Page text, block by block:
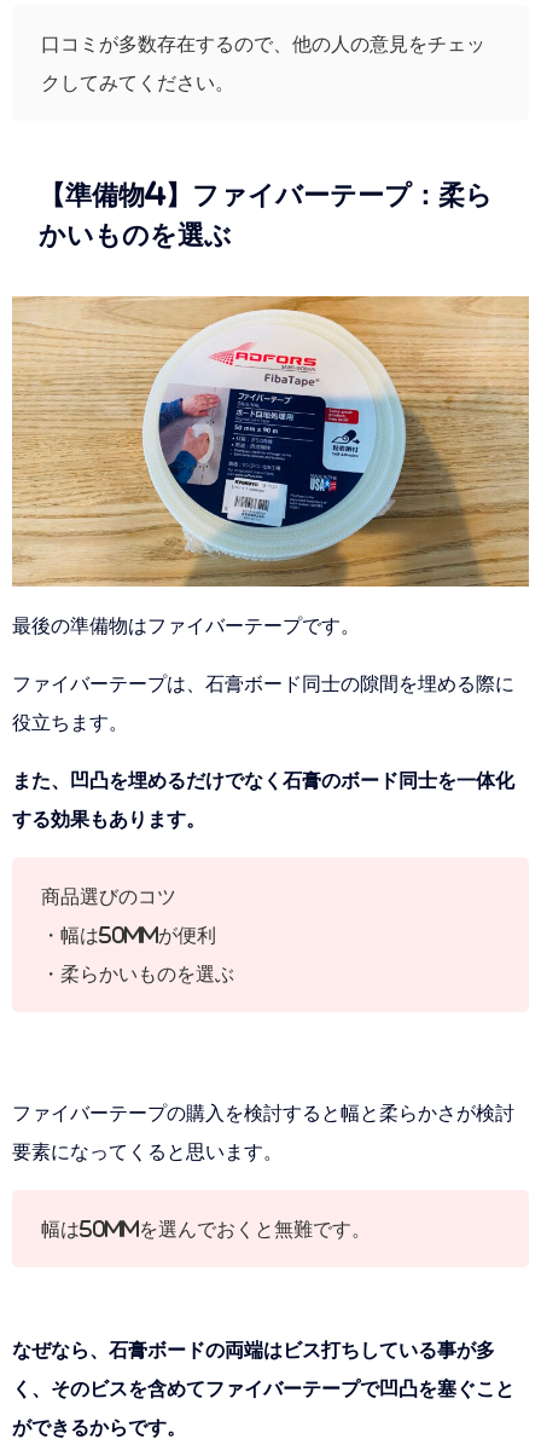
口コミが多数存在するので、他の人の意見をチェッ
クしてみてください。
【準備物4】ファイバーテープ：柔ら
かいものを選ぶ
最後の準備物はファイバーテープです。
ファイバーテープは、石膏ボード同士の隙間を埋める際に
役立ちます。
また、凹凸を埋めるだけでなく石膏のボード同士を一体化
する効果もあります。
商品選びのコツ
・幅は50mmが便利
・柔らかいものを選ぶ
ファイバーテープの購入を検討すると幅と柔らかさが検討
要素になってくると思います。
幅は50mmを選んでおくと無難です。
なぜなら、石膏ボードの両端はビス打ちしている事が多
く、そのビスを含めてファイバーテープで凹凸を塞ぐこと
ができるからです。